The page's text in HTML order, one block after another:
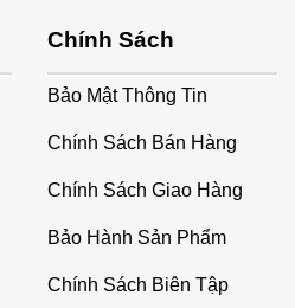
Chính Sách
Bảo Mật Thông Tin
Chính Sách Bán Hàng
Chính Sách Giao Hàng
Bảo Hành Sản Phẩm
Chính Sách Biên Tập